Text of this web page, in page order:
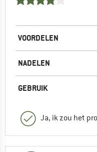
VOORDELEN
NADELEN
GEBRUIK
Ja, ik zou het